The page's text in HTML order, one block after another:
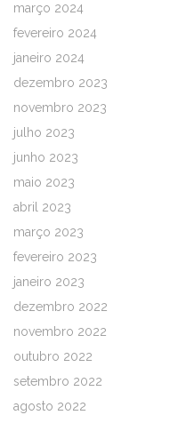
março 2024
fevereiro 2024
janeiro 2024
dezembro 2023
novembro 2023
julho 2023
junho 2023
maio 2023
abril 2023
março 2023
fevereiro 2023
janeiro 2023
dezembro 2022
novembro 2022
outubro 2022
setembro 2022
agosto 2022